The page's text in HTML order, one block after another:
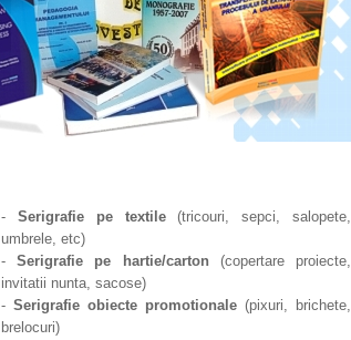
- Serigrafie pe textile(tricouri, sepci, salopete,
umbrele, etc)
-Serigrafie pe hartie/carton (copertare proiecte,
invitatii nunta, sacose)
- Serigrafie obiecte promotionale (pixuri, brichete,
brelocuri)